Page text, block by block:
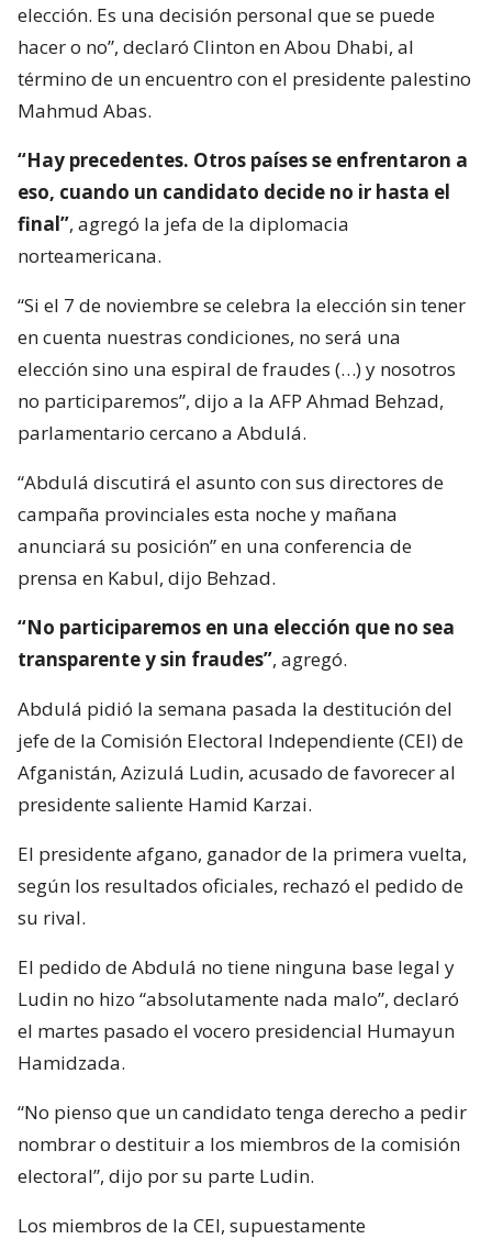
elección. Es una decisión personal que se puede
hacer o no”, declaró Clinton en Abou Dhabi, al
término de un encuentro con el presidente palestino
Mahmud Abas.
“Hay precedentes. Otros países se enfrentaron a
eso, cuando un candidato decide no ir hasta el
final”, agregó la jefa de la diplomacia
norteamericana.
“Si el 7 de noviembre se celebra la elección sin tener
en cuenta nuestras condiciones, no será una
elección sino una espiral de fraudes (…) y nosotros
no participaremos”, dijo a la AFP Ahmad Behzad,
parlamentario cercano a Abdulá.
“Abdulá discutirá el asunto con sus directores de
campaña provinciales esta noche y mañana
anunciará su posición” en una conferencia de
prensa en Kabul, dijo Behzad.
“No participaremos en una elección que no sea
transparente y sin fraudes”, agregó.
Abdulá pidió la semana pasada la destitución del
jefe de la Comisión Electoral Independiente (CEI) de
Afganistán, Azizulá Ludin, acusado de favorecer al
presidente saliente Hamid Karzai.
El presidente afgano, ganador de la primera vuelta,
según los resultados oficiales, rechazó el pedido de
su rival.
El pedido de Abdulá no tiene ninguna base legal y
Ludin no hizo “absolutamente nada malo”, declaró
el martes pasado el vocero presidencial Humayun
Hamidzada.
“No pienso que un candidato tenga derecho a pedir
nombrar o destituir a los miembros de la comisión
electoral”, dijo por su parte Ludin.
Los miembros de la CEI, supuestamente